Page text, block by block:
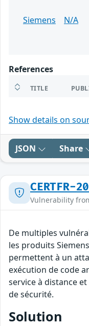
Siemens
N/A
References
TITLE
Show details on
JSON Share
CERTFR-
Vulnerability
De multiples
les produits
permettent à un
exécution de code
service à distance
de sécurité.
Solution